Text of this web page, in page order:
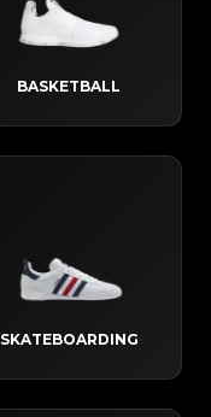
BASKETBALL
SKATEBOARDING